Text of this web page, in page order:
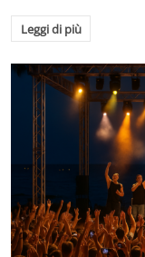
Leggi di più